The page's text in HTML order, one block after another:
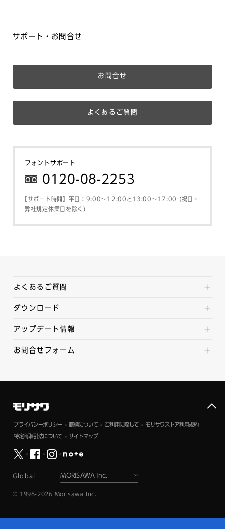
サポート・お問合せ
お問合せ
よくあるご質問
フォントサポート
0120-08-2253
【サポート時間】平日：9:00～12:00と13:00～17:00 (祝日・
弊社規定休業日を除く)
よくあるご質問
ダウンロード
アップデート情報
お問合せフォーム
プライバシーポリシー 商標について ご利用に際して モリサワストア利用規約
特定商取引法について サイトマップ
Global
© 1998-2026 Morisawa Inc.